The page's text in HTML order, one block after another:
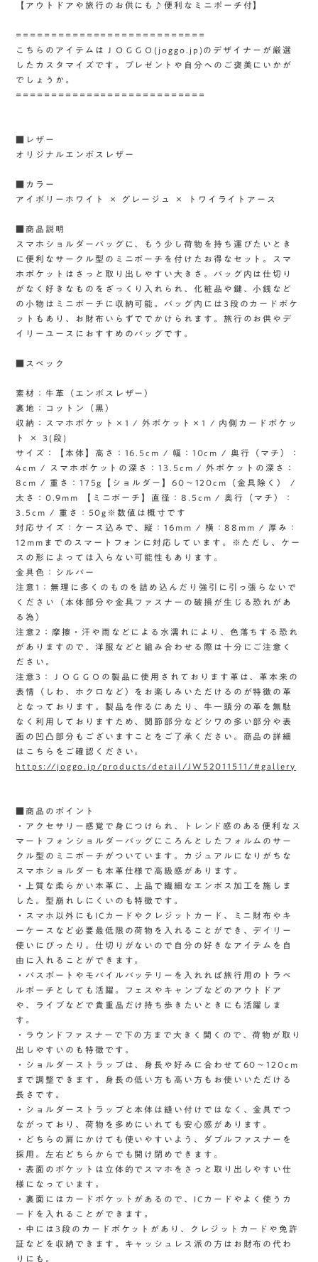
【アウトドアや旅行のお供にも♪便利なミニポーチ付】
===========================
こちらのアイテムはＪＯＧＧＯ(joggo.jp)のデザイナーが厳選
したカスタマイズです。プレゼントや自分へのご褒美にいかが
でしょうか。
===========================
■レザー
オリジナルエンボスレザー
■カラー
アイボリーホワイト × グレージュ × トワイライトアース
■商品説明
スマホショルダーバッグに、もう少し荷物を持ち運びたいとき
に便利なサークル型のミニポーチを付けたお得なセット。スマ
ホポケットはさっと取り出しやすい大きさ。バッグ内は仕切り
がなく好きなものをざっくり入れられ、化粧品や鍵、小銭など
の小物はミニポーチに収納可能。バッグ内には3段のカードポケ
ットもあり、お財布いらずででかけられます。旅行のお供やデ
イリーユースにおすすめのバッグです。
■スペック
素材：牛革（エンボスレザー）
裏地：コットン（黒）
収納：スマホポケット×1 / 外ポケット×1 / 内側カードポケッ
ト × 3(段)
サイズ：【本体】高さ：16.5cm / 幅：10cm / 奥行（マチ）：
4cm / スマホポケットの深さ：13.5cm / 外ポケットの深さ：
8cm / 重さ：175g【ショルダー】60〜120cm（金具除く） /
太さ：0.9mm 【ミニポーチ】直径：8.5cm / 奥行（マチ）：
3.5cm / 重さ：50g※数値は概寸です
対応サイズ：ケース込みで、縦：16mm / 横：88mm / 厚み：
12mmまでのスマートフォンに対応しています。※ただし、ケー
スの形によっては入らない可能性もあります。
金具色：シルバー
注意1：無理に多くのものを詰め込んだり強引に引っ張らないで
ください（本体部分や金具ファスナーの破損が生じる恐れがあ
る為）
注意2：摩擦・汗や雨などによる水濡れにより、色落ちする恐れ
がありますので、洋服などと組み合わせる際は十分にご注意く
ださい。
注意3：ＪＯＧＧＯの製品に使用されております革は、革本来の
表情（しわ、ホクロなど）をお楽しみいただけるのが特徴の革
となっております。製品を作るにあたり、牛一頭分の革を無駄
なく利用しておりますため、関節部分などシワの多い部分や表
面の凹凸部分もございますことをご了承ください。商品の詳細
はこちらをご確認ください。
https://joggo.jp/products/detail/JW52011511/#gallery
■商品のポイント
・アクセサリー感覚で身につけられ、トレンド感のある便利なス
マートフォンショルダーバッグにころんとしたフォルムのサー
クル型のミニポーチがついています。カジュアルになりがちな
スマホショルダーも本革仕様で高級感があります。
・上質な柔らかい本革に、上品で繊細なエンボス加工を施しま
した。型崩れしにくいのも特徴です。
・スマホ以外にもICカードやクレジットカード、ミニ財布やキ
ーケースなど必要最低限の荷物を入れることができ、デイリー
使いにぴったり。仕切りがないので自分の好きなアイテムを自
由に入れることができます。
・パスポートやモバイルバッテリーを入れれば旅行用のトラベ
ルポーチとしても活躍。フェスやキャンプなどのアウトドア
や、ライブなどで貴重品だけ持ち歩きたいときにも活躍しま
す。
・ラウンドファスナーで下の方まで大きく開くので、荷物が取り
出しやすいのも特徴です。
・ショルダーストラップは、身長や好みに合わせて60〜120cm
まで調整できます。身長の低い方も高い方もお使いいただける
長さです。
・ショルダーストラップと本体は縫い付けではなく、金具でつ
ながっており、荷物を多めにいれても安心感があります。
・どちらの肩にかけても使いやすいよう、ダブルファスナーを
採用。左右どちらからでも開け閉めできます。
・表面のポケットは立体的でスマホをさっと取り出しやすい仕
様になっています。
・裏面にはカードポケットがあるので、ICカードやよく使うカ
ードを入れることができます。
・中には3段のカードポケットがあり、クレジットカードや免許
証などを収納できます。キャッシュレス派の方はお財布の代わ
りにも。